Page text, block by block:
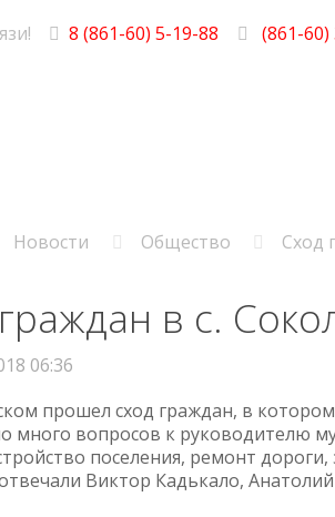
8 (861-60) 5-19-88 (861-60)
Новости Общество Сход
в с.
06:36
прошел сход граждан, в
много вопросов к руководителю
поселения, ремонт
Виктор Кадькало,